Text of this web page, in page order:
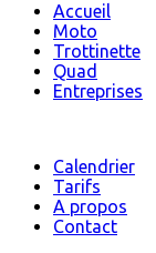
Accueil
Moto
Trottinette
Quad
Entreprises
Calendrier
Tarifs
A propos
Contact